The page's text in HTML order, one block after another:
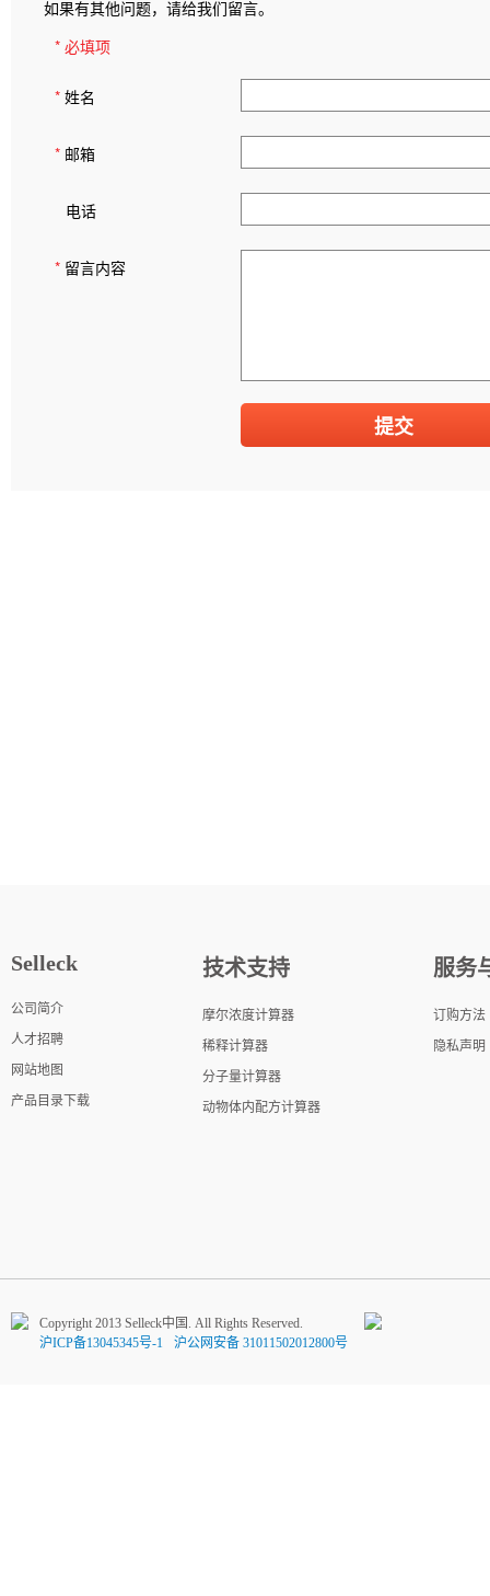
如果有其他问题，请给我们留言。
* 必填项
* 姓名
* 邮箱
电话
* 留言内容
Selleck
公司简介
人才招聘
网站地图
产品目录下载
技术支持
摩尔浓度计算器
稀释计算器
分子量计算器
动物体内配方计算器
服务
订购方法
隐私声明
Copyright 2013 Selleck中国. All Rights Reserved.
沪ICP备13045345号-1
沪公网安备 31011502012800号